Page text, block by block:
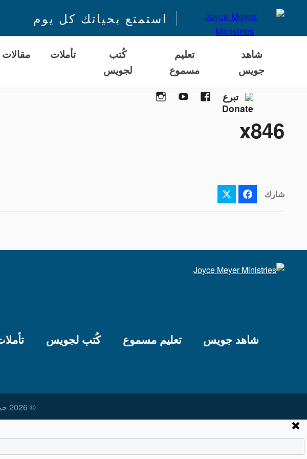
استمتع بحياتك كل يوم
شاهد
جويس
تعليم
مسموع
كُتب
لجويس
تأملات مقالات
تبرع Facebook
YouTube
Instagram
x846
شارك
شاهد جويس تعليم مسموع كُتب لجويس
© 2026 جميع الحقوق محفوظة حقوق الطبع